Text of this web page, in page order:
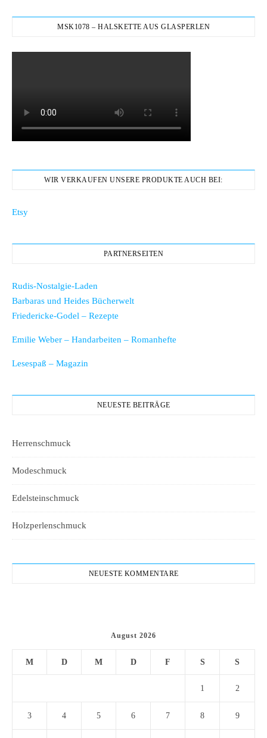
MSK1078 – HALSKETTE AUS GLASPERLEN
WIR VERKAUFEN UNSERE PRODUKTE AUCH BEI:
Etsy
PARTNERSEITEN
Rudis-Nostalgie-Laden
Barbaras und Heides Bücherwelt
Friedericke-Godel – Rezepte
Emilie Weber – Handarbeiten – Romanhefte
Lesespaß – Magazin
NEUESTE BEITRÄGE
Herrenschmuck
Modeschmuck
Edelsteinschmuck
Holzperlenschmuck
NEUESTE KOMMENTARE
August 2026
M D M D F S S
1 2
3 4 5 6 7 8 9